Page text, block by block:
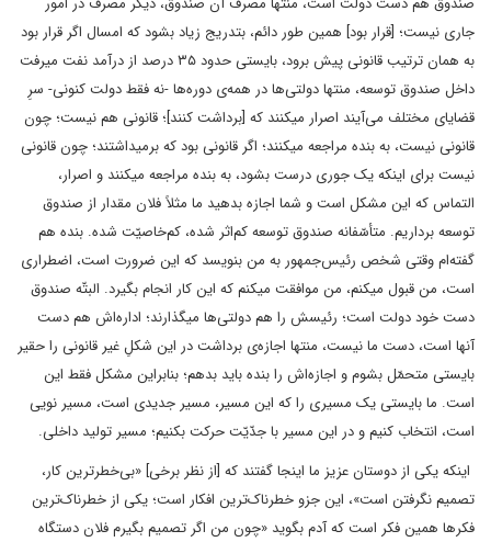
جاری نیست؛ [قرار بود] همین ‌طور دائم، بتدریج زیاد بشود که امسال اگر قرار بود
به همان ترتیب قانونی پیش برود، بایستی حدود ۳۵ درصد از درآمد نفت میرفت
داخل صندوق توسعه، منتها دولتی‌ها در همه‌ی دوره‌ها -نه فقط دولت کنونی- سرِ
قضایای مختلف می‌آیند اصرار میکنند که [برداشت کنند]؛ قانونی هم نیست؛ چون
قانونی نیست، به بنده مراجعه میکنند؛ اگر قانونی بود که برمیداشتند؛ چون قانونی
نیست برای اینکه یک‌ جوری درست بشود، به بنده مراجعه میکنند و اصرار،
التماس که این مشکل است و شما اجازه بدهید ما مثلاً فلان مقدار از صندوق
توسعه برداریم. متأسّفانه صندوق توسعه کم‌اثر شده، کم‌خاصیّت شده. بنده هم
گفته‌ام وقتی شخص رئیس‌جمهور به من بنویسد که این ضرورت است، اضطراری
است، من قبول میکنم، من موافقت میکنم که این کار انجام بگیرد. البتّه صندوق
دست خود دولت است؛ رئیسش را هم دولتی‌ها میگذارند؛ اداره‌اش هم دست
آنها است، دست ما نیست، منتها اجازه‌ی برداشت در این شکلِ غیر قانونی را حقیر
بایستی متحمّل بشوم و اجازه‌اش را بنده باید بدهم؛ بنابراین مشکل فقط این
است. ما بایستی یک مسیری را که این مسیر، مسیر جدیدی است، مسیر نویی
است، انتخاب کنیم و در این مسیر با جدّیّت حرکت بکنیم؛ مسیر تولید داخلی.
اینکه یکی از دوستان عزیز ما اینجا گفتند که [از نظر برخی] «بی‌خطرترین کار،
تصمیم نگرفتن است»، این جزو خطرناک‌ترین افکار است؛ یکی از خطرناک‌ترین
فکرها همین فکر است که آدم بگوید «چون من اگر تصمیم بگیرم فلان دستگاه